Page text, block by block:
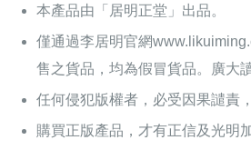
本產品由「居明正堂」出品。
僅通過李居明官網
售之貨品，均為假冒貨品。廣大
任何侵犯版權者，必受因果譴責
購買正版產品，才有正信及光明